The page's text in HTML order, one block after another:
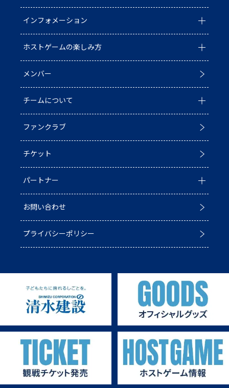
インフォメーション
全ての記事
イベント
お知らせ
試合情報
普及活動
ACADEMY
ホストゲームの楽しみ方
ホストゲームについて
D1/D2入替戦
ホストゲーム最終
第6戦ホストゲーム
青鮫祭り2026
第4戦ホストゲーム
第3戦ホストゲーム
第1戦ホストゲーム
メンバー
チームについて
チーム情報
チームの歴史
ホストのご案内
ファンクラブ
チケット
パートナー
パートナー一覧
パートナー募集
お問い合わせ
プライバシーポリシー